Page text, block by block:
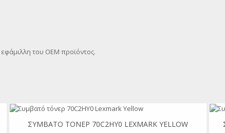
του OEM προϊόντος.
ΣΥΜΒΑΤΌ ΤΌΝΕΡ 70C2HY0 LEXMARK YELLOW